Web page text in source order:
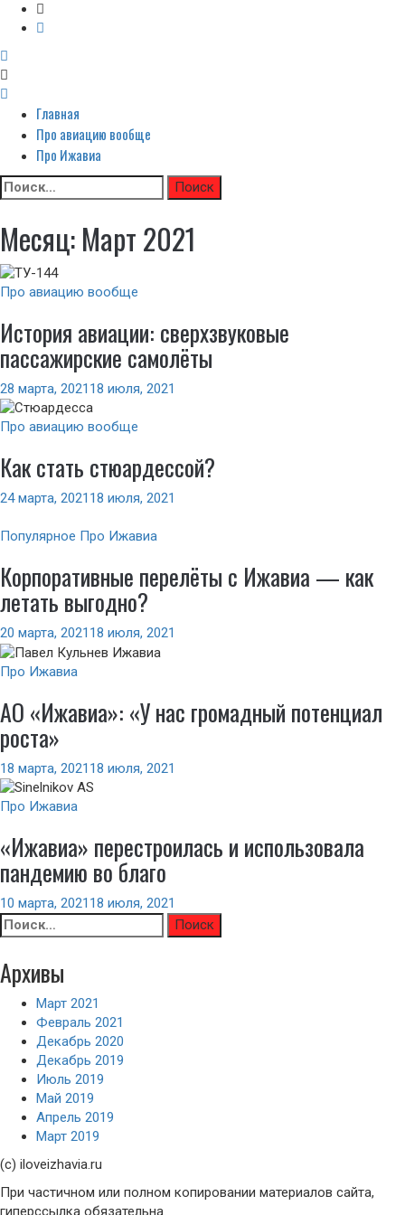
Я люблю ИжАвиа
Неофициальный сайт авиакомпании Ижавиа: Ижавиа и авиация России
Primary
Menu
Главная
Про авиацию вообще
Про Ижавиа
Skip
to
Найти:
Месяц:Март 2021
Про авиацию вообще
История авиации: сверхзвуковые
пассажирские самолёты
28 марта, 2021 18 июля, 2021
Про авиацию вообще
Как стать стюардессой?
24 марта, 2021 18 июля, 2021
Популярное Про Ижавиа
Корпоративные перелёты c Ижавиа — как
летать выгодно?
20 марта, 2021 18 июля, 2021
Про Ижавиа
АО «Ижавиа»: «У нас громадный потенциал
роста»
18 марта, 2021 18 июля, 2021
Про Ижавиа
«Ижавиа» перестроилась и использовала
пандемию во благо
10 марта, 2021 18 июля, 2021
Найти:
Архивы
Март 2021
Февраль 2021
Декабрь 2020
Декабрь 2019
Июль 2019
Май 2019
Апрель 2019
Март 2019
(с) iloveizhavia.ru
При частичном или полном копировании материалов сайта,
гиперссылка обязательна.